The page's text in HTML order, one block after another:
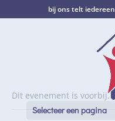
bij ons telt iedereen
Selecteer een pagina
Dit evenement is voorbij.